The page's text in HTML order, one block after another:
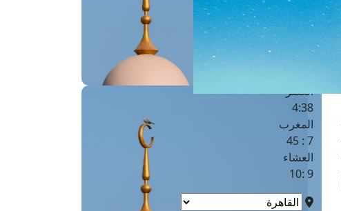
4 :40
الشروق
العصر
4:38
المغرب
7 : 45
العشاء
9 :10